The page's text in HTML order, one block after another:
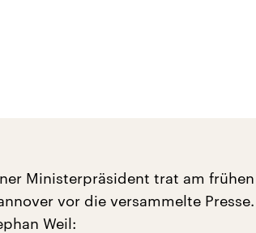
Ministerpräsident trat am frühen
vor die versammelte Presse.
Weil: